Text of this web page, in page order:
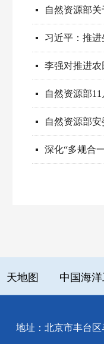
넷 自然资源部
넷 习近平：推
넷
넷 自然资源部
넷 自然资源部
넷 深化“多规合
地址：北京市丰台
天地图 中国海